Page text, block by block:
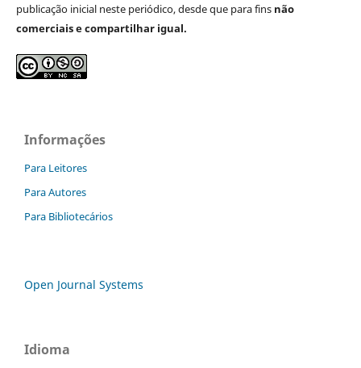
publicação inicial neste periódico, desde que para fins não
comerciais e compartilhar igual.
Informações
Para Leitores
Para Autores
Para Bibliotecários
Open Journal Systems
Idioma